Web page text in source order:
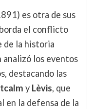
es otra de sus
el conflicto
de la historia
analizó los eventos
destacando las
y Lèvis, que
en la defensa de la